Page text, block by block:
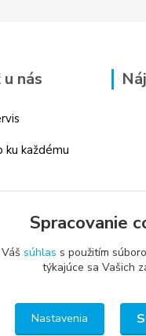
nás
ku každému
Spracovanie
súhlas s použitím
týkajúce sa Vašich
Nastavenia